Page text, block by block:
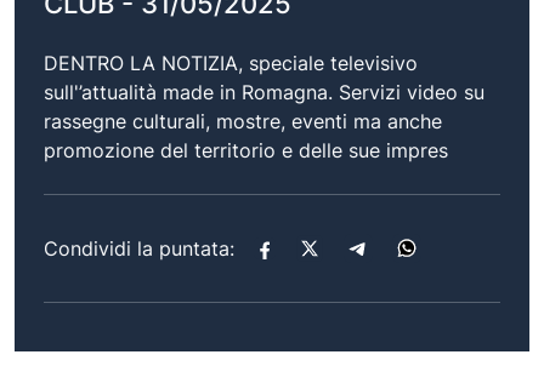
DENTRO LA NOTIZIA, speciale televisivo
sull'’attualità made in Romagna. Servizi video su
rassegne culturali, mostre, eventi ma anche
promozione del territorio e delle sue impres
Condividi la puntata: